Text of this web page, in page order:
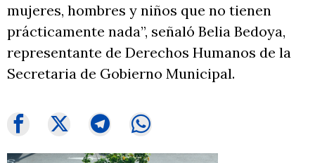
mujeres, hombres y niños que no tienen
prácticamente nada”, señaló Belia Bedoya,
representante de Derechos Humanos de la
Secretaria de Gobierno Municipal.